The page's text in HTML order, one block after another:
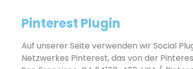
Pinterest Plugin
Auf unserer Seite verwenden wir Social
Netzwerkes Pinterest, das von der